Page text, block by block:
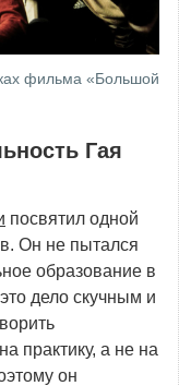
фильма «Большой
Гая
посвятил одной
Он не пытался
образование в
дело скучным и
практику, а не на
он